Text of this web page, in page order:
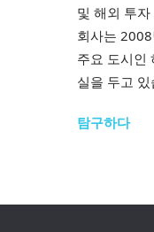
및 해외 투
회사는
주요 도시인
실을 두고 있
탐구하다